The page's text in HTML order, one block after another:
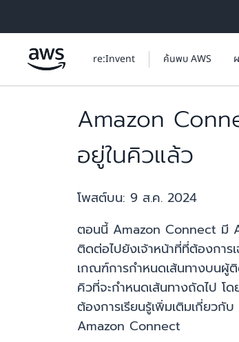
re:Invent ค้นพบ AWS
Amazon
อยู่ในคิวแล้ว
โพสต์บน: 9 ส.ค. 2024
ตอนนี้ Amazon Connect มี
ติดต่อไปยังเจ้าหน้าที่ที่ต้องการ
เกณฑ์การกำหนดเส้นทางบนผู้
คิวที่จะกำหนดเส้นทางถัดไป โ
ต้องการเรียนรู้เพิ่มเติมเกี่ยว
Amazon Connect